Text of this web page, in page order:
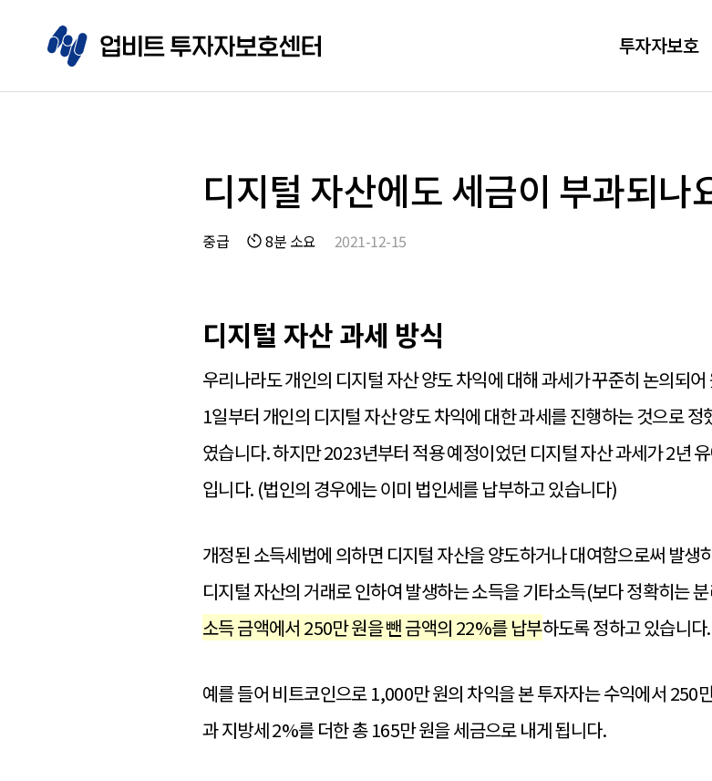
투자자보호
디지털 자산에도 세금이 부과되나
중급 8분 소요 2021-12-15
디지털 자산 과세 방식
우리나라도 개인의 디지털 자산 양도 차익에 대해 과세가 꾸준히 논의되
1일부터 개인의 디지털 자산 양도 차익에 대한 과세를 진행하는 것으로
였습니다. 하지만 2023년부터 적용 예정이었던 디지털 자산 과세가 2년
입니다. (법인의 경우에는 이미 법인세를 납부하고 있습니다)
개정된 소득세법에 의하면 디지털 자산을 양도하거나 대여함으로써 발생
디지털 자산의 거래로 인하여 발생하는 소득을 기타소득(보다 정확히는
소득 금액에서 250만 원을 뺀 금액의 22%를 납부하도록 정하고 있습니
예를 들어 비트코인으로 1,000만 원의 차익을 본 투자자는 수익에서 250
과 지방세 2%를 더한 총 165만 원을 세금으로 내게 됩니다.